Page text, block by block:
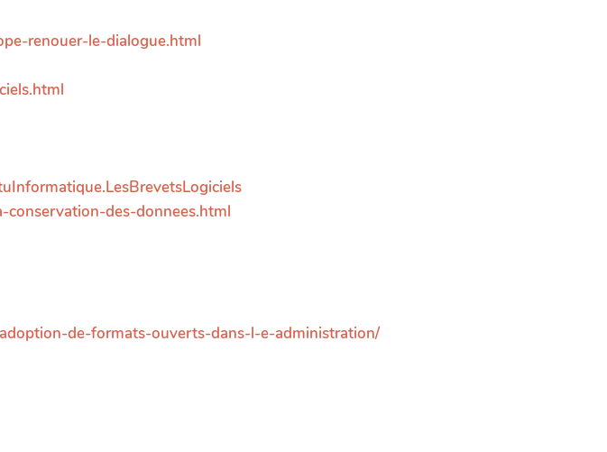
renouer-le-dialogue.html
des-donnees.html
de-formats-ouverts-dans-l-e-administration/